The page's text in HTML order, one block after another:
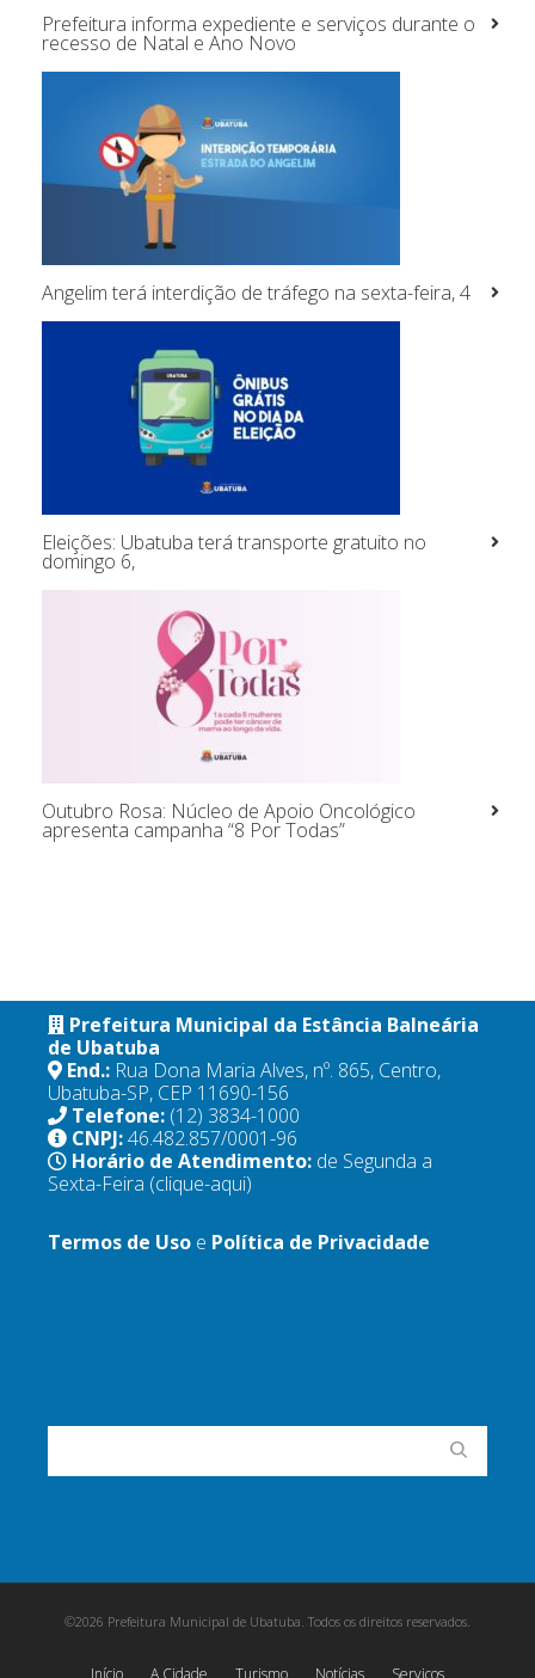
Prefeitura informa expediente e serviços durante o
recesso de Natal e Ano Novo
Angelim terá interdição de tráfego na sexta-feira, 4
Eleições: Ubatuba terá transporte gratuito no
domingo 6,
Outubro Rosa: Núcleo de Apoio Oncológico
apresenta campanha “8 Por Todas”
Prefeitura Municipal da Estância Balneária
de Ubatuba
End.: Rua Dona Maria Alves, nº. 865, Centro,
Ubatuba-SP, CEP 11690-156
Telefone: (12) 3834-1000
CNPJ:46.482.857/0001-96
Horário de Atendimento: de Segunda a
Sexta-Feira (clique-aqui)
Termos de Uso e Política de Privacidade
©2026 Prefeitura Municipal de Ubatuba. Todos os direitos reservados.
Início A Cidade Turismo Notícias Serviços